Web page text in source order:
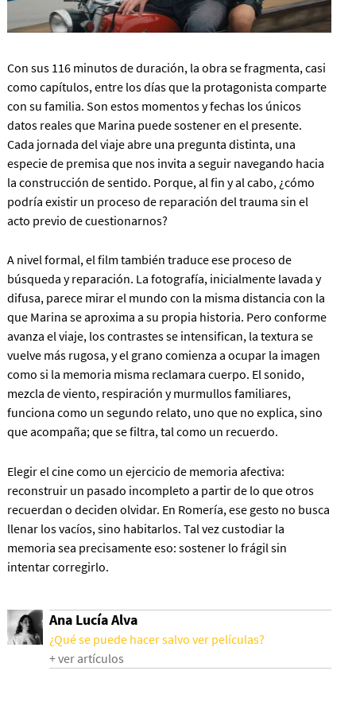
Con sus 116 minutos de duración, la obra se fragmenta, casi
como capítulos, entre los días que la protagonista comparte
con su familia. Son estos momentos y fechas los únicos
datos reales que Marina puede sostener en el presente.
Cada jornada del viaje abre una pregunta distinta, una
especie de premisa que nos invita a seguir navegando hacia
la construcción de sentido. Porque, al fin y al cabo, ¿cómo
podría existir un proceso de reparación del trauma sin el
acto previo de cuestionarnos?
A nivel formal, el film también traduce ese proceso de
búsqueda y reparación. La fotografía, inicialmente lavada y
difusa, parece mirar el mundo con la misma distancia con la
que Marina se aproxima a su propia historia. Pero conforme
avanza el viaje, los contrastes se intensifican, la textura se
vuelve más rugosa, y el grano comienza a ocupar la imagen
como si la memoria misma reclamara cuerpo. El sonido,
mezcla de viento, respiración y murmullos familiares,
funciona como un segundo relato, uno que no explica, sino
que acompaña; que se filtra, tal como un recuerdo.
Elegir el cine como un ejercicio de memoria afectiva:
reconstruir un pasado incompleto a partir de lo que otros
recuerdan o deciden olvidar. En Romería, ese gesto no busca
llenar los vacíos, sino habitarlos. Tal vez custodiar la
memoria sea precisamente eso: sostener lo frágil sin
intentar corregirlo.
Ana Lucía Alva
¿Qué se puede hacer salvo ver películas?
+ ver artículos